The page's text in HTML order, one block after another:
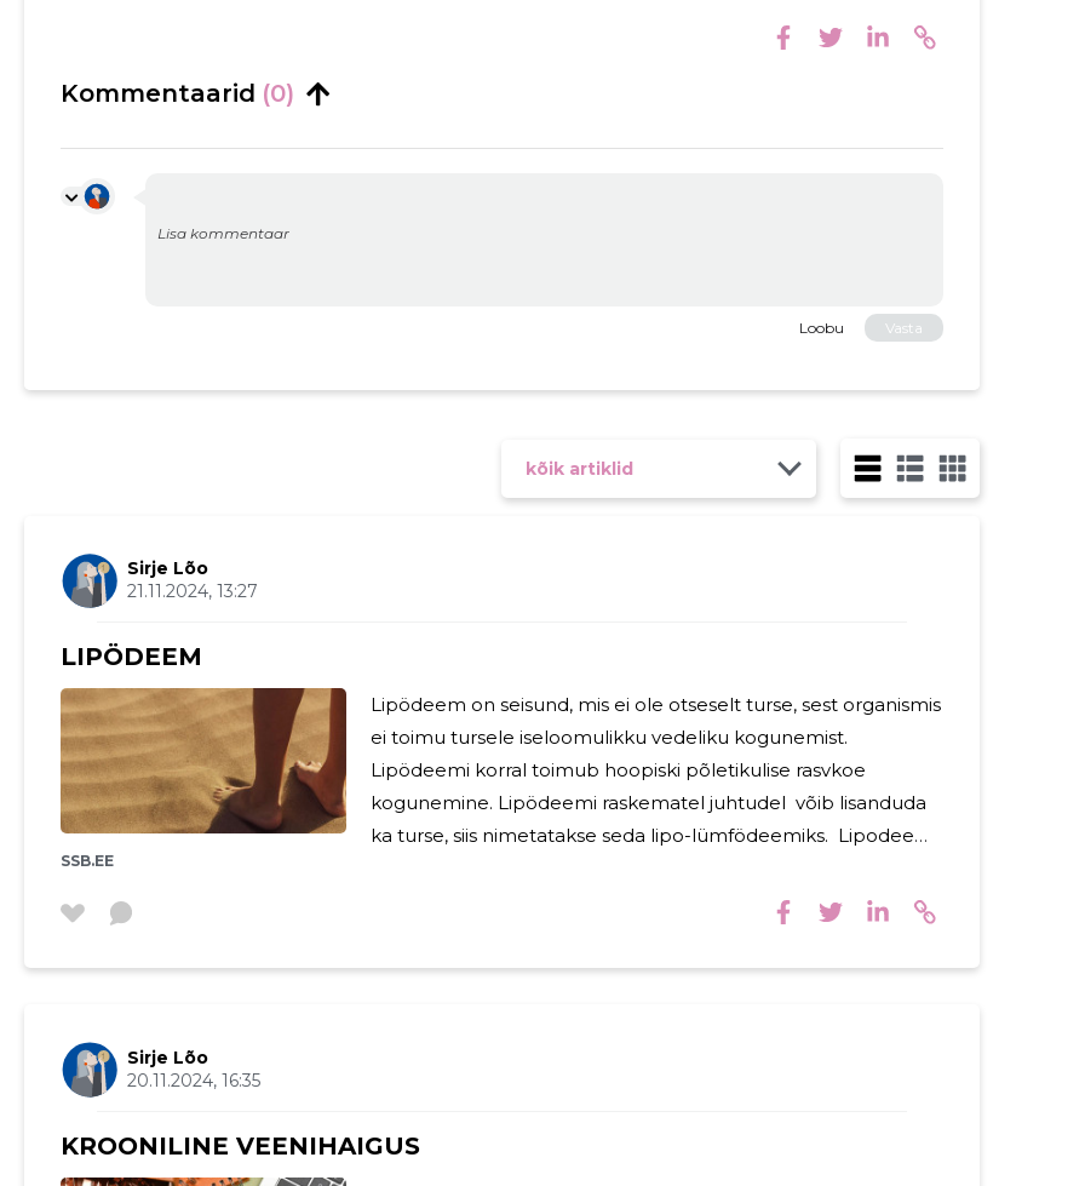
Kommentaarid (0)
Loobu Vasta
kõik artiklid
Sirje Lõo
21.11.2024, 13:27
LIPÖDEEM
SSB.EE
Lipödeem on seisund, mis ei ole otseselt turse, sest organismis
ei toimu tursele iseloomulikku vedeliku kogunemist.
Lipödeemi korral toimub hoopiski põletikulise rasvkoe
kogunemine. Lipödeemi raskematel juhtudel võib lisanduda
ka turse, siis nimetatakse seda lipo-lümfödeemiks. Lipodeem
see jalgades, kuid võib haarata ka tuharaid ja käsi. Muud
muutub kehakuju ebaproportsionaalseks. Näiteks suure
Sirje Lõo
20.11.2024, 16:35
KROONILINE VEENIHAIGUS